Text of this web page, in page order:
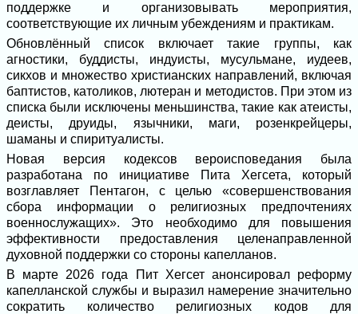
поддержке и организовывать мероприятия,
соответствующие их личным убеждениям и практикам.
Обновлённый список включает такие группы, как
агностики, буддисты, индуисты, мусульмане, иудеев,
сикхов и множество христианских направлений, включая
баптистов, католиков, лютеран и методистов. При этом из
списка были исключены меньшинства, такие как атеисты,
деисты, друиды, язычники, маги, розенкрейцеры,
шаманы и спиритуалисты.
Новая версия кодексов вероисповедания была
разработана по инициативе Пита Хегсета, который
возглавляет Пентагон, с целью «совершенствования
сбора информации о религиозных предпочтениях
военнослужащих». Это необходимо для повышения
эффективности предоставления целенаправленной
духовной поддержки со стороны капелланов.
В марте 2026 года Пит Хегсет анонсировал реформу
капелланской службы и выразил намерение значительно
сократить количество религиозных кодов для